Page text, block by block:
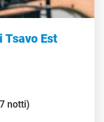
Tsavo Est
notti)